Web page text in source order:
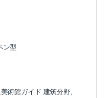
ン型
術館ガイド 建筑分野,